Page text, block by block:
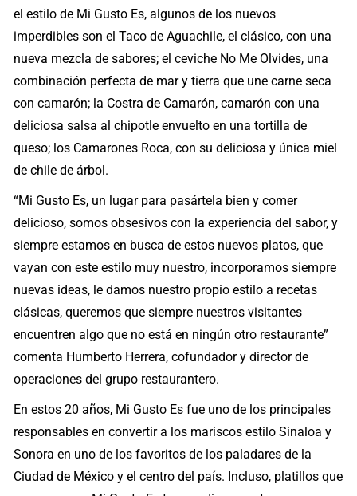
el estilo de Mi Gusto Es, algunos de los nuevos
imperdibles son el Taco de Aguachile, el clásico, con una
nueva mezcla de sabores; el ceviche No Me Olvides, una
combinación perfecta de mar y tierra que une carne seca
con camarón; la Costra de Camarón, camarón con una
deliciosa salsa al chipotle envuelto en una tortilla de
queso; los Camarones Roca, con su deliciosa y única miel
de chile de árbol.
“Mi Gusto Es, un lugar para pasártela bien y comer
delicioso, somos obsesivos con la experiencia del sabor, y
siempre estamos en busca de estos nuevos platos, que
vayan con este estilo muy nuestro, incorporamos siempre
nuevas ideas, le damos nuestro propio estilo a recetas
clásicas, queremos que siempre nuestros visitantes
encuentren algo que no está en ningún otro restaurante”
comenta Humberto Herrera, cofundador y director de
operaciones del grupo restaurantero.
En estos 20 años, Mi Gusto Es fue uno de los principales
responsables en convertir a los mariscos estilo Sinaloa y
Sonora en uno de los favoritos de los paladares de la
Ciudad de México y el centro del país. Incluso, platillos que